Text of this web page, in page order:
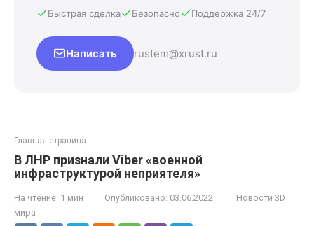
Быстрая сделка Безопасно Поддержка 24/7
Написать rustem@xrust.ru
Главная страница
В ЛНР признали Viber «военной
инфраструктурой неприятеля»
На чтение: 1 мин Опубликовано: 03.06.2022
Новости 3D
мира